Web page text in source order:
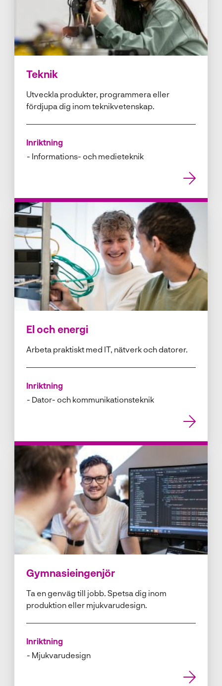
Teknik
Utveckla produkter, programmera eller
fördjupa dig inom teknikvetenskap.
Inriktning
Informations- och medieteknik
El och energi
Arbeta praktiskt med IT, nätverk och datorer.
Inriktning
Dator- och kommunikationsteknik
Gymnasieingenjör
Ta en genväg till jobb. Spetsa dig inom
produktion eller mjukvarudesign.
Inriktning
Mjukvarudesign